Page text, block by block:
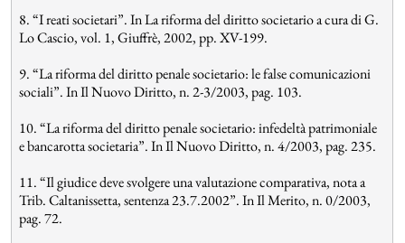
8. “I reati societari”. In La riforma del diritto societario a cura di G.
Lo Cascio, vol. 1, Giuffrè, 2002, pp. XV-199.
9. “La riforma del diritto penale societario: le false comunicazioni
sociali”. In Il Nuovo Diritto, n. 2-3/2003, pag. 103.
10. “La riforma del diritto penale societario: infedeltà patrimoniale
e bancarotta societaria”. In Il Nuovo Diritto, n. 4/2003, pag. 235.
11. “Il giudice deve svolgere una valutazione comparativa, nota a
Trib. Caltanissetta, sentenza 23.7.2002”. In Il Merito, n. 0/2003,
pag. 72.